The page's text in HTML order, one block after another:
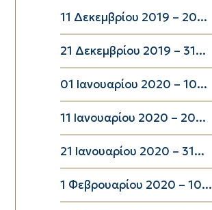
11 Δεκεμβρίου 2019 – 20...
21 Δεκεμβρίου 2019 – 31...
01 Ιανουαρίου 2020 – 10...
11 Ιανουαρίου 2020 – 20...
21 Ιανουαρίου 2020 – 31...
1 Φεβρουαρίου 2020 – 10...